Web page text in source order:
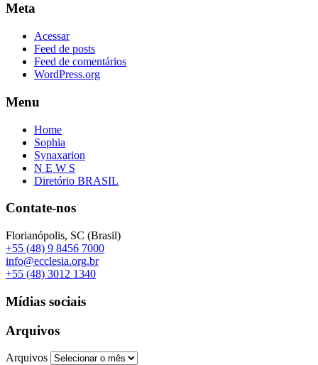
Meta
Acessar
Feed de posts
Feed de comentários
WordPress.org
Menu
Home
Sophia
Synaxarion
N E W S
Diretório BRASIL
Contate-nos
Florianópolis, SC (Brasil)
+55 (48) 9 8456 7000
info@ecclesia.org.br
+55 (48) 3012 1340
Mídias sociais
Arquivos
Arquivos